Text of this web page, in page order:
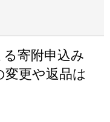
寄附申込み
更や返品は